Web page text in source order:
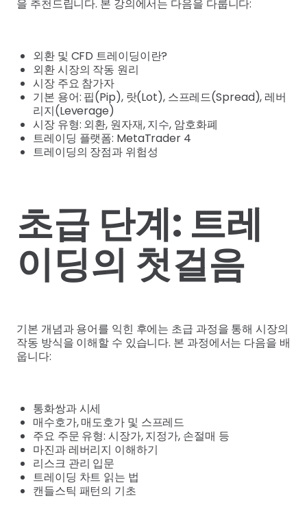
을 추천드립니다. 본 강의에서는 다음을 다룹니다:
외환 및 CFD 트레이딩이란?
외환 시장의 작동 원리
시장 주요 참가자
기본 용어: 핍(Pip), 랏(Lot), 스프레드(Spread), 레버
리지(Leverage)
시장 유형: 외환, 원자재, 지수, 암호화폐
트레이딩 플랫폼: MetaTrader 4
트레이딩의 장점과 위험성
초급 단계: 트레
이딩의 첫걸음
기본 개념과 용어를 익힌 후에는 초급 과정을 통해 시장의
작동 방식을 이해할 수 있습니다. 본 과정에서는 다음을 배
웁니다:
통화쌍과 시세
매수호가, 매도호가 및 스프레드
주요 주문 유형: 시장가, 지정가, 손절매 등
마진과 레버리지 이해하기
리스크 관리 입문
트레이딩 차트 읽는 법
캔들스틱 패턴의 기초